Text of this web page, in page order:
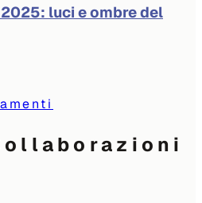
luci e ombre del